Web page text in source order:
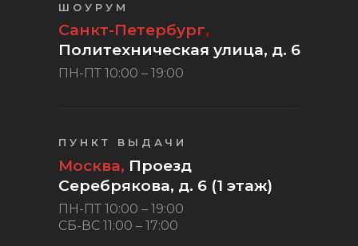
Санкт-Петербург,
Политехническая улица, д. 6
ШОУРУМ
Москва, Проезд
Серебрякова, д. 6 (1 этаж)
ПУНКТ ВЫДАЧИ
ПН-ПТ 10:00 – 19:00
ПН-ПТ 10:00 – 19:00
СБ-ВС 11:00 – 17:00